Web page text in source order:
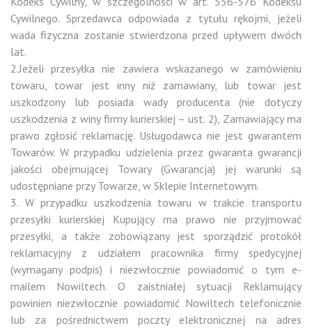
Cywilnego. Sprzedawca odpowiada z tytułu rękojmi, jeżeli
wada fizyczna zostanie stwierdzona przed upływem dwóch
lat.
2.Jeżeli przesyłka nie zawiera wskazanego w zamówieniu
towaru, towar jest inny niż zamawiany, lub towar jest
uszkodzony lub posiada wady producenta (nie dotyczy
uszkodzenia z winy firmy kurierskiej – ust. 2), Zamawiający ma
prawo zgłosić reklamację. Usługodawca nie jest gwarantem
Towarów. W przypadku udzielenia przez gwaranta gwarancji
jakości obejmującej Towary (Gwarancja) jej warunki są
udostępniane przy Towarze, w Sklepie Internetowym.
3. W przypadku uszkodzenia towaru w trakcie transportu
przesyłki kurierskiej Kupujący ma prawo nie przyjmować
przesyłki, a także zobowiązany jest sporządzić protokół
reklamacyjny z udziałem pracownika firmy spedycyjnej
(wymagany podpis) i niezwłocznie powiadomić o tym e-
mailem Nowiltech. O zaistniałej sytuacji Reklamujący
powinien niezwłocznie powiadomić Nowiltech telefonicznie
lub za pośrednictwem poczty elektronicznej na adres